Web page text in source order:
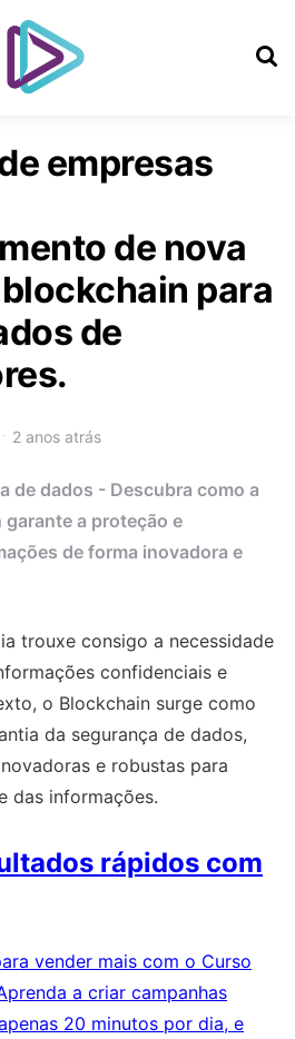
empresas
de nova
para
de
2 anos atrás
de dados - Descubra como a
a proteção e
de forma inovadora e
trouxe consigo a necessidade
confidenciais e
o Blockchain surge como
da segurança de dados,
e robustas para
das informações.
rápidos com
vender mais com o Curso
a criar campanhas
20 minutos por dia, e